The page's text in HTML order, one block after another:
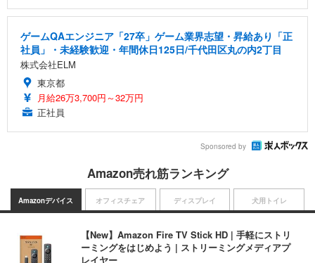
ゲームQAエンジニア「27卒」ゲーム業界志望・昇給あり「正
社員」・未経験歓迎・年間休日125日/千代田区丸の内2丁目
株式会社ELM
東京都
月給26万3,700円～32万円
正社員
Sponsored by
Amazon売れ筋ランキング
Amazonデバイス
【New】Amazon Fire TV Stick HD | 手軽にストリ
ーミングをはじめよう | ストリーミングメディアプ
レイヤー
オフィスチェア ディスプレイ 犬用トイレ